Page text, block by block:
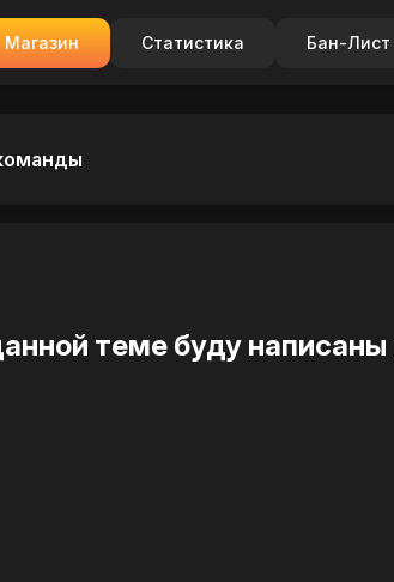
Магазин Статистика Бан-Лист
теме буду